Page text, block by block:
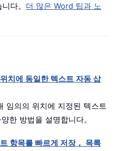
다。 더 많은 Word 팁과 노
치에 동일한 텍스트 자동 삽
임의의 위치에 지정된 텍스트
한 방법을 설명합니다。
항목를 빠르게 저장， 목록